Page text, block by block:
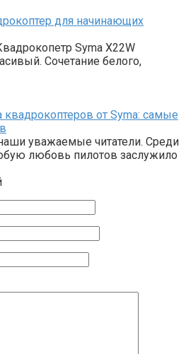
для начинающих
Syma X22W
Сочетание белого,
от Syma: самые
уважаемые читатели. Среди
любовь пилотов заслужило